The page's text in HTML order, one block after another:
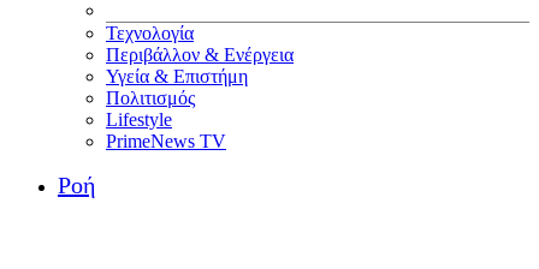
Τεχνολογία
Περιβάλλον & Ενέργεια
Υγεία & Επιστήμη
Πολιτισμός
Lifestyle
PrimeNews TV
Ροή